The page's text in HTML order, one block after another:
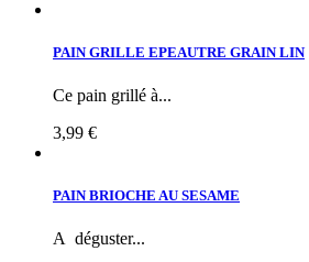
PAIN GRILLE EPEAUTRE GRAIN LIN
Ce pain grillé à...
3,99 €
PAIN BRIOCHE AU SESAME
A déguster...